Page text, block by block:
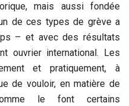
mais aussi fondée
de ces types de grève a
– et avec des résultats
ouvrier international. Les
et pratiquement, à
de vouloir, en matière de
le font certains